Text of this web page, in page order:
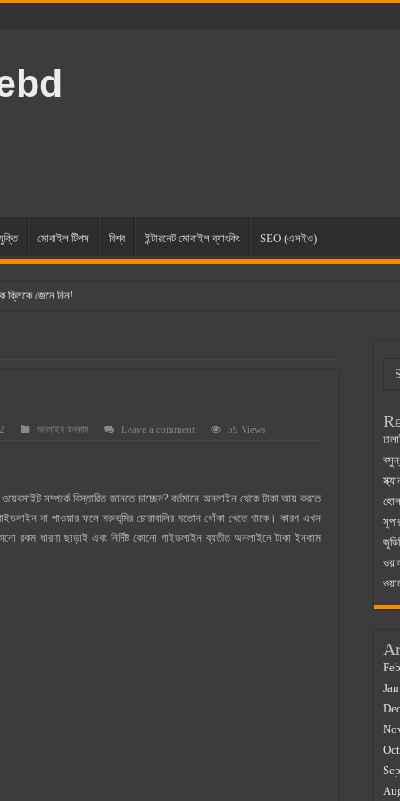
মোবাইল টিপস বিশ্ব ইন্টারনেট মোবাইল ব্যাংকিং SEO (এসইও)
ক্লিকে জেনে নিন!
এর সুযোগ সুবিধা
বাজারে ব্যবসার আইডিয়া
২০২৫
অনলাইন ইনকাম Leave a comment 59 Views
সম্পর্কে বিস্তারিত জানতে চাচ্ছেন? বর্তমানে অনলাইন থেকে টাকা আয় করতে
না পাওয়ার ফলে মরুভূমির চোরাবালির মতোন ধোঁকা খেতে থাকে। কারণ এখন
ধারণা ছাড়াই এবং নির্দিষ্ট কোনো গাইডলাইন ব্যতীত অনলাইনে টাকা ইনকাম